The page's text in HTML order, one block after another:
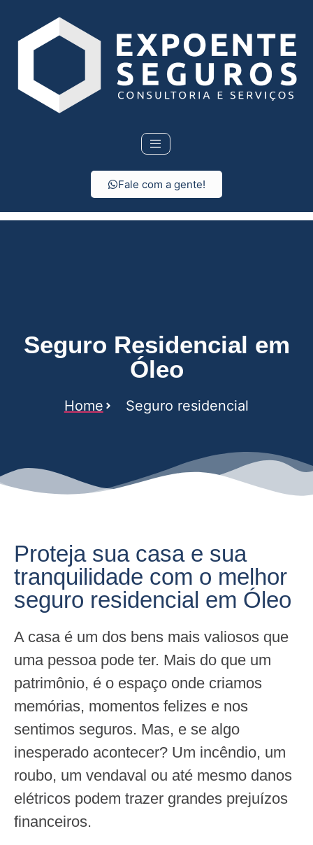
Fale com a gente!
Seguro Residencial em
Óleo
Home Seguro residencial
Proteja sua casa e sua
tranquilidade com o melhor
seguro residencial em Óleo
A casa é um dos bens mais valiosos que
uma pessoa pode ter. Mais do que um
patrimônio, é o espaço onde criamos
memórias, momentos felizes e nos
sentimos seguros. Mas, e se algo
inesperado acontecer? Um incêndio, um
roubo, um vendaval ou até mesmo danos
elétricos podem trazer grandes prejuízos
financeiros.